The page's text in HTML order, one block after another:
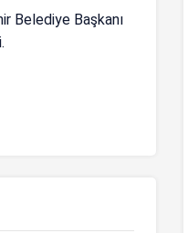
Belediye Başkanı